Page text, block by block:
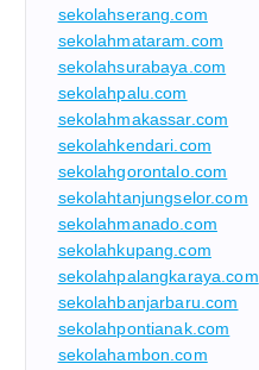
sekolahserang.com
sekolahmataram.com
sekolahsurabaya.com
sekolahpalu.com
sekolahmakassar.com
sekolahkendari.com
sekolahgorontalo.com
sekolahtanjungselor.com
sekolahmanado.com
sekolahkupang.com
sekolahpalangkaraya.com
sekolahbanjarbaru.com
sekolahpontianak.com
sekolahambon.com